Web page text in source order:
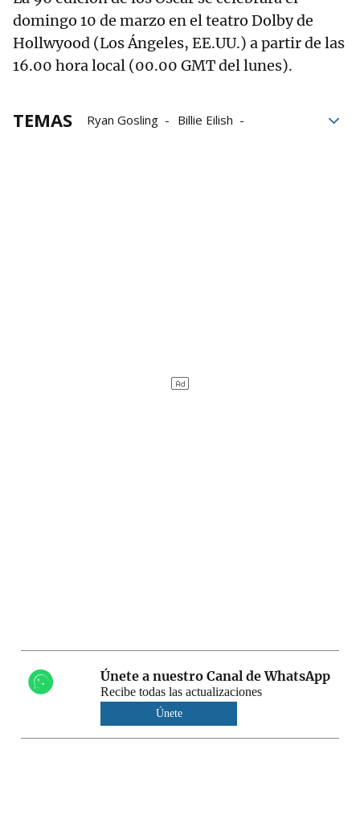
domingo 10 de marzo en el teatro Dolby de
Hollwyood (Los Ángeles, EE.UU.) a partir de las
16.00 hora local (00.00 GMT del lunes).
TEMAS Ryan Gosling
Billie Eilish
Únete a nuestro Canal de WhatsApp
Recibe todas las actualizaciones
Únete